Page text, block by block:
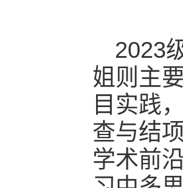
2023
姐则主
目实践
查与结
学术前